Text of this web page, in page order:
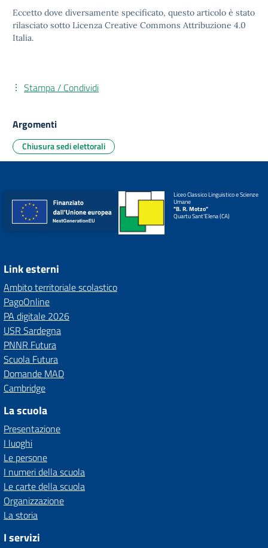
Eccetto dove diversamente specificato, questo articolo è stato
rilasciato sotto Licenza Creative Commons Attribuzione 4.0
Italia.
Stampa / Condividi
Argomenti
Chiusura sedi elettorali
Liceo Classico Linguistico e Scienze
Umane
"B. R. Motzo"
Quartu Sant'Elena (CA)
Link esterni
Ambito territoriale scolastico
PagoOnline
PA digitale 2026
USR Sardegna
PNNR Futura
Scuola Futura
Domande MAD
Cambridge
La scuola
Presentazione
I luoghi
Le persone
I numeri della scuola
Le carte della scuola
Organizzazione
La storia
I servizi